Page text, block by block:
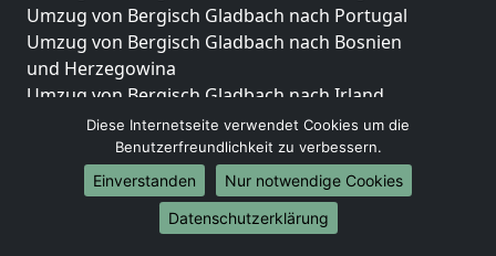
Umzug von Bergisch Gladbach nach Portugal
Umzug von Bergisch Gladbach nach Bosnien
und Herzegowina
Umzug von Bergisch Gladbach nach Irland
Umzug von Bergisch Gladbach nach Lettland
Umzug von Bergisch Gladbach nach Zypern
Umzug von Bergisch Gladbach nach Kroatien
Umzug von Bergisch Gladbach nach Estland
Umzug von Bergisch Gladbach nach Finnland
Diese Internetseite verwendet Cookies um die
Benutzerfreundlichkeit zu verbessern.
Einverstanden
Nur notwendige Cookies
Datenschutzerklärung